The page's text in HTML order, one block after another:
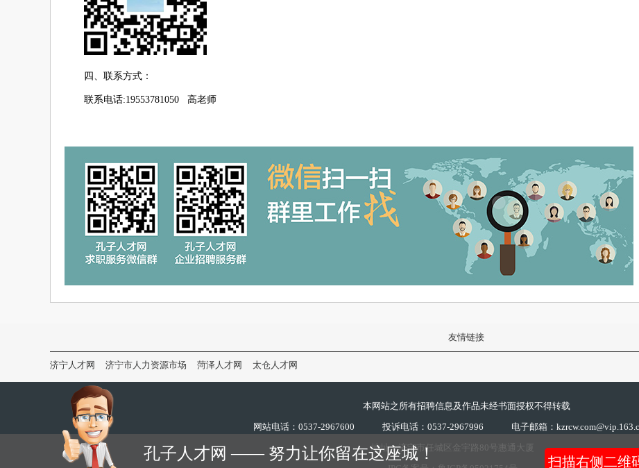
四、联系方式：
联系电话:19553781050 高老师
友情链接
济宁人才网 济宁市人力资源市场 菏泽人才网 太仓人才网
本网站之所有招聘信息及作品未经书面授权不得转载
网站电话：0537-2967600
投诉电话：0537-2967996
电子邮箱：
地址：济宁市任城区金宇路80号惠通大厦
孔子人才网 —— 努力让你留在这座城！ 扫描右侧二维